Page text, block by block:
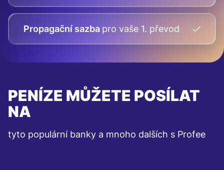
Propagační sazba pro vaše 1. převod
PENÍZE MŮŽETE POSÍLAT
NA
tyto populární banky a mnoho dalších s Profee